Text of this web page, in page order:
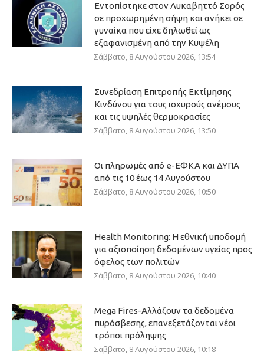
Εντοπίστηκε στον Λυκαβηττό Σορός
σε προχωρημένη σήψη και ανήκει σε
γυναίκα που είχε δηλωθεί ως
εξαφανισμένη από την Κυψέλη
Σάββατο, 8 Αυγούστου 2026, 13:54
Συνεδρίαση Επιτροπής Εκτίμησης
Κινδύνου για τους ισχυρούς ανέμους
και τις υψηλές θερμοκρασίες
Σάββατο, 8 Αυγούστου 2026, 13:50
Οι πληρωμές από e-ΕΦΚΑ και ΔΥΠΑ
από τις 10 έως 14 Αυγούστου
Σάββατο, 8 Αυγούστου 2026, 10:50
Health Monitoring: Η εθνική υποδομή
για αξιοποίηση δεδομένων υγείας προς
όφελος των πολιτών
Σάββατο, 8 Αυγούστου 2026, 10:40
Mega Fires-Αλλάζουν τα δεδομένα
πυρόσβεσης, επανεξετάζονται νέοι
τρόποι πρόληψης
Σάββατο, 8 Αυγούστου 2026, 10:18